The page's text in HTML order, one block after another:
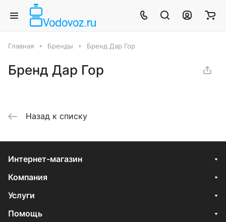
Главная Бренды Бренд Дар Гор
Бренд Дар Гор
Назад к списку
Интернет-магазин
Компания
Услуги
Помощь